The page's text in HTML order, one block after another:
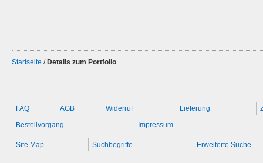
Startseite / Details zum Portfolio
FAQ AGB Widerruf Lieferung
Bestellvorgang
Impressum
Site Map Suchbegriffe Erweiterte Suche